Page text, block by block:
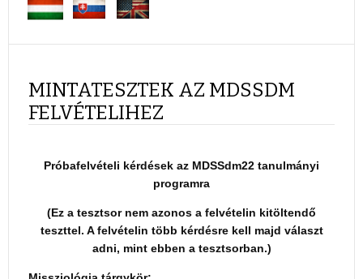
MINTATESZTEK AZ MDSSDM
FELVÉTELIHEZ
Próbafelvételi kérdések az MDSSdm22 tanulmányi
programra
(Ez a tesztsor nem azonos a felvételin kitöltendő
teszttel. A felvételin több kérdésre kell majd választ
adni, mint ebben a tesztsorban.)